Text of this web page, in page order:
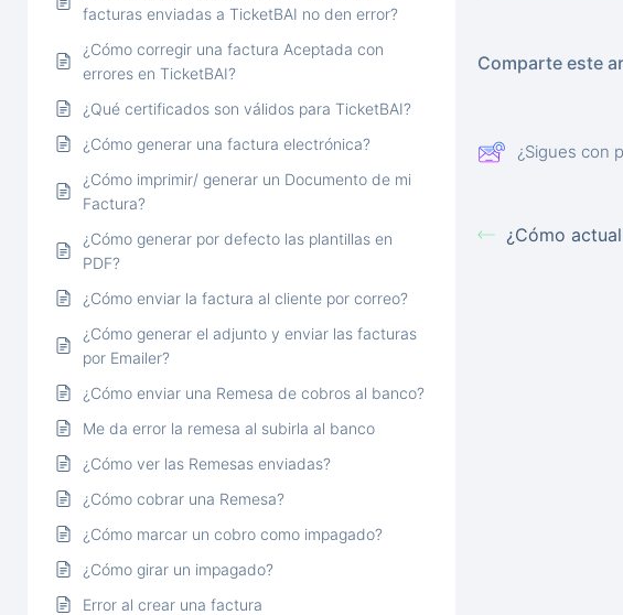
facturas enviadas a TicketBAI no den error?
¿Cómo corregir una factura Aceptada con
errores en TicketBAI?
¿Qué certificados son válidos para TicketBAI?
¿Cómo generar una factura electrónica?
¿Cómo imprimir/ generar un Documento de mi
Factura?
¿Cómo generar por defecto las plantillas en
PDF?
¿Cómo enviar la factura al cliente por correo?
¿Cómo generar el adjunto y enviar las facturas
por Emailer?
¿Cómo enviar una Remesa de cobros al banco?
Me da error la remesa al subirla al banco
¿Cómo ver las Remesas enviadas?
¿Cómo cobrar una Remesa?
¿Cómo marcar un cobro como impagado?
¿Cómo girar un impagado?
Error al crear una factura
Comparte este
¿Sigues con
¿Cómo